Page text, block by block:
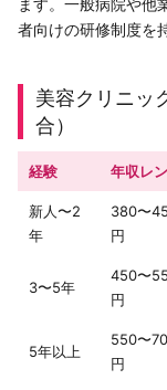
ます。一般病院や他
者向けの研修制度を
美容クリニッ
合）
経験 年収レ
新人〜2
年
380〜
円
3〜5年
450〜
円
5年以上
550〜
円